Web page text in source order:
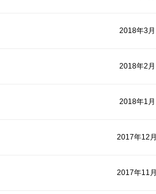
2018年3月
2018年2月
2018年1月
2017年12月
2017年11月